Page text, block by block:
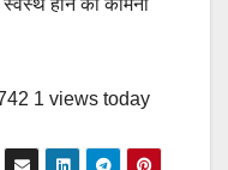
होने की कामना
1 views today